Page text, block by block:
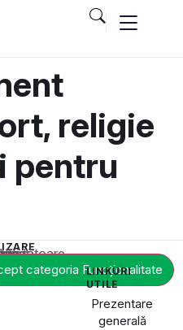
religie
pentru
categoria Funcționalitate
LINKURI
UTILE
Prezentare
generală